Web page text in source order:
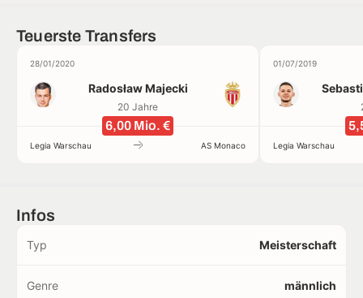
Teuerste Transfers
28/01/2020
Radosław Majecki
20 Jahre
6,00 Mio. €
Legia Warschau AS Monaco
01/07/2019
Legia Warschau
Infos
Typ Meisterschaft
Genre männlich